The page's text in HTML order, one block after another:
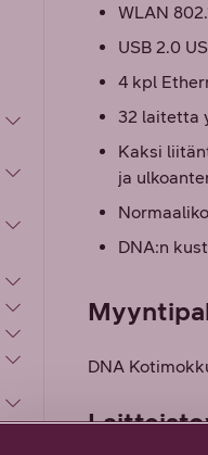
WLAN
USB 2.0
4 kpl
32 laitetta
Kaksi
ja
DNA:n
DNA